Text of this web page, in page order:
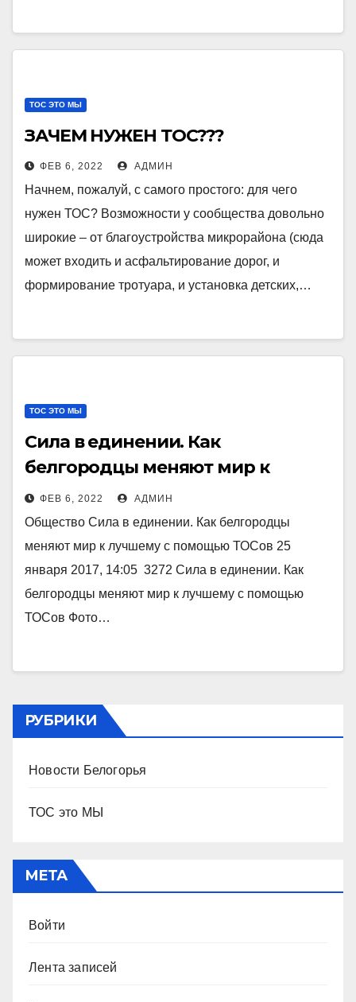
ТОС ЭТО МЫ
ЗАЧЕМ НУЖЕН ТОС???
ФЕВ 6, 2022 АДМИН
Начнем, пожалуй, с самого простого: для чего
нужен ТОС? Возможности у сообщества довольно
широкие – от благоустройства микрорайона (сюда
может входить и асфальтирование дорог, и
формирование тротуара, и установка детских,…
ТОС ЭТО МЫ
Сила в единении. Как
белгородцы меняют мир к
лучшему с помощью ТОСов
ФЕВ 6, 2022 АДМИН
Общество Сила в единении. Как белгородцы
меняют мир к лучшему с помощью ТОСов 25
января 2017, 14:05 3272 Сила в единении. Как
белгородцы меняют мир к лучшему с помощью
ТОСов Фото…
РУБРИКИ
Новости Белогорья
ТОС это МЫ
МЕТА
Войти
Лента записей